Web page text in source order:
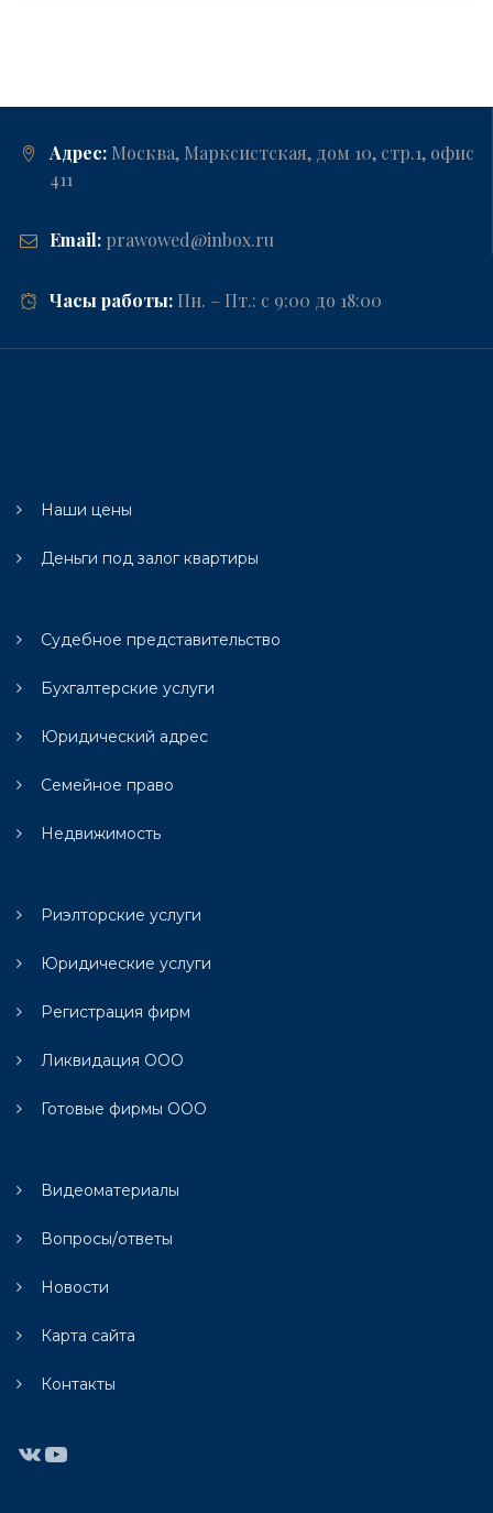
Адрес: Москва, Марксистская, дом 10, стр.1, офис
411
Email: prawowed@inbox.ru
Часы работы: Пн. – Пт.: с 9:00 до 18:00
Наши цены
Деньги под залог квартиры
Судебное представительство
Бухгалтерские услуги
Юридический адрес
Семейное право
Недвижимость
Риэлторские услуги
Юридические услуги
Регистрация фирм
Ликвидация ООО
Готовые фирмы ООО
Видеоматериалы
Вопросы/ответы
Новости
Карта сайта
Контакты
ВКонтакте
YouTube